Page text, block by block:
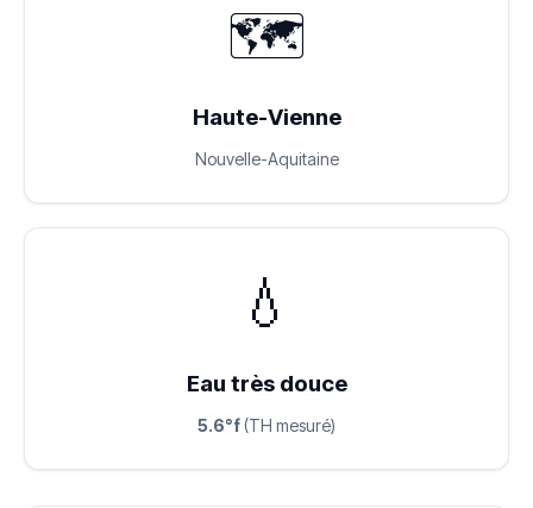
🗺️
Haute-Vienne
Nouvelle-Aquitaine
💧
Eau très douce
5.6°f (TH mesuré)